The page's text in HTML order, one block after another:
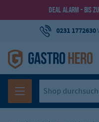
DEAL ALARM - BIS
0231 1772630